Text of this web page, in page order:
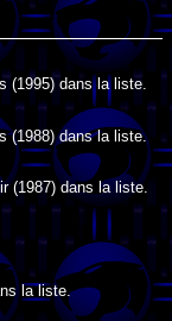
(1995) dans la liste.
(1988) dans la liste.
(1987) dans la liste.
la liste.